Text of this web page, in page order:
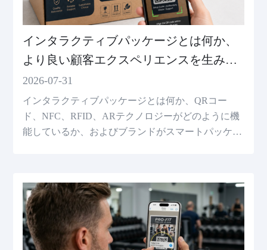
インタラクティブパッケージとは何か、
より良い顧客エクスペリエンスを生み出
す方法
2026-07-31
インタラクティブパッケージとは何か、QRコー
ド、NFC、RFID、ARテクノロジーがどのように機
能しているか、およびブランドがスマートパッケー